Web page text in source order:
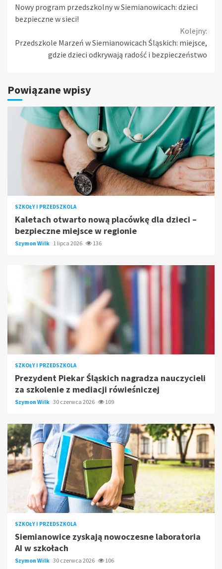
Reading
Nowy program przedszkolny w Siemianowicach: dzieci
bezpieczne w sieci!
Kolejny:
Przedszkole Marzeń w Siemianowicach Śląskich: miejsce,
gdzie dzieci odkrywają radość i bezpieczeństwo
Powiązane wpisy
SZKOŁY I PRZEDSZKOLA
Kaletach otwarto nową placówkę dla dzieci –
bezpieczne miejsce w regionie
Szymon Wilk 1 lipca 2026 136
SZKOŁY I PRZEDSZKOLA
Prezydent Piekar Śląskich nagradza nauczycieli
za szkolenie z mediacji rówieśniczej
Szymon Wilk 30 czerwca 2026 109
SZKOŁY I PRZEDSZKOLA
Siemianowice zyskają nowoczesne laboratoria
AI w szkołach
Szymon Wilk 30 czerwca 2026 106